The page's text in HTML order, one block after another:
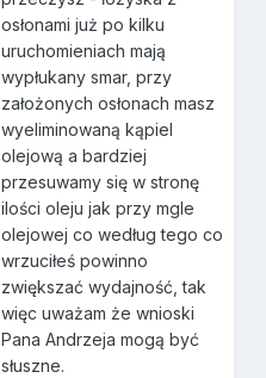
osłonami już po kilku
uruchomieniach mają
wypłukany smar, przy
założonych osłonach masz
wyeliminowaną kąpiel
olejową a bardziej
przesuwamy się w stronę
ilości oleju jak przy mgle
olejowej co według tego co
wrzuciłeś powinno
zwiększać wydajność, tak
więc uważam że wnioski
Pana Andrzeja mogą być
słuszne.